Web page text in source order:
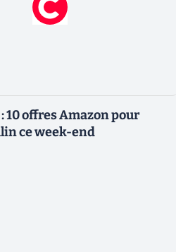
10 offres Amazon pour
ce week-end